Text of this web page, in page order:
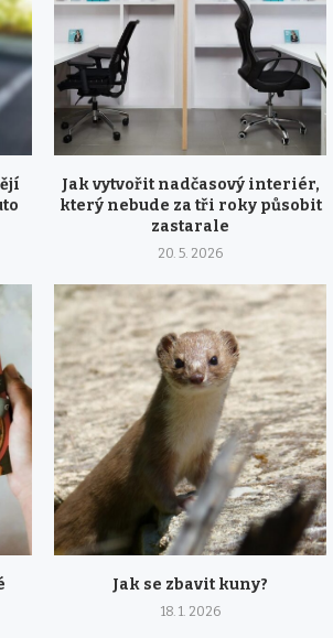
Jak vytvořit nadčasový interiér,
který nebude za tři roky působit
zastarale
20. 5. 2026
Jak se zbavit kuny?
18. 1. 2026